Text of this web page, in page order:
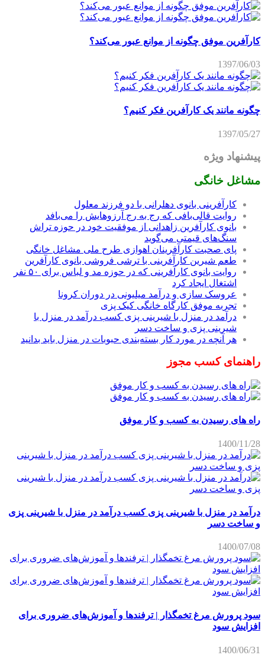
کارآفرین موفق چگونه از موانع عبور می‌کند؟
1397/06/03
چگونه مانند یک کارآفرین فکر کنیم؟
1397/05/27
پیشنهاد ویژه
مشاغل خانگی
کارآفرینی بانوی دهلرانی با دو فرزند معلول
روایت قالی‌بافی که رج به رج آرزوهایش را می‌بافد
بانوی کارآفرین زاهدانی از موفقیت خود در حوزه تراش
سنگ‌های قیمتی می‌گوید
پای صحبت کارآفرینان اهوازی طرح ملی مشاغل خانگی
طعم شیرین کارآفرینی با ترشی فروشی بانوی کارآفرین
روایت بانوی کارآفرینی که در حوزه مد و لباس برای ۵۰ نفر
اشتغال ایجاد کرد
عروسک سازی و درآمد میلیونی در دوران کرونا
تجربه موفق کارگاه خانگی کیک پزی
درآمد در منزل با شیرینی پزی کسب درآمد در منزل با
شیرینی پزی و ساخت دسر
هر آنچه در مورد کار بسته‌بندی حبوبات در منزل باید بدانید
راهنمای کسب مجوز
راه های رسیدن به کسب و کار موفق
1400/11/28
درآمد در منزل با شیرینی پزی کسب درآمد در منزل با شیرینی پزی
و ساخت دسر
1400/07/08
سود پرورش مرغ تخمگذار | ترفندها و آموزش‌های ضروری برای
افزایش سود
1400/06/31